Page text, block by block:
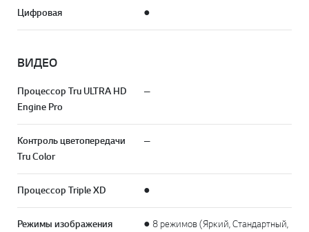
Цифровая ●
ВИДЕО
Процессор Tru ULTRA HD
Engine Pro
—
Контроль цветопередачи
Tru Color
—
Процессор Triple XD ●
Режимы изображения
● 8 режимов (Яркий, Стандартный,